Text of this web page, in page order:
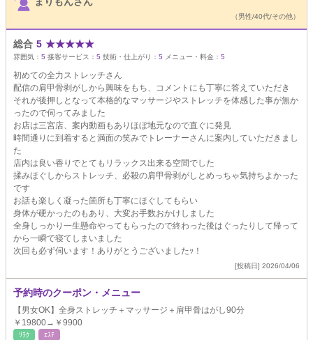
（男性/40代/その他）
総合 5 ★★★★★
雰囲気： 5 接客サービス： 5 技術・仕上がり： 5 メニュー・料金： 5
初めての全力ストレッチさん
配信の肩甲骨剥がしから興味をもち、コメントにも丁寧に答えていただき
それが後押しとなって本格的なマッサージやストレッチを体感した事が無か
ったので伺ってみました
お店は三宮店、案内動画もありほぼ地元なので直ぐに発見
時間通りに到着すると満面の笑みでトレーナーさんに案内していただきまし
た
店内は良い香りでとてもリラックス出来る空間でした
揉みほぐしからストレッチ、必殺の肩甲骨剥がしとめっちゃ気持ちよかった
です
お話も楽しく凝った箇所も丁寧にほぐしてもらい
身体が硬かったのもあり、大変お手数おかけしました
全身しっかり一生懸命やってもらったので終わった後はぐったりして帰って
から一瞬で寝てしまいました
次回も必ず伺います！ありがとうございましたｯ！
[投稿日] 2026/04/06
予約時のクーポン・メニュー
【男女OK】全身ストレッチ＋マッサージ＋肩甲骨はがし90分
￥19800→￥9900
ﾘﾗｸ ｴｽﾃ